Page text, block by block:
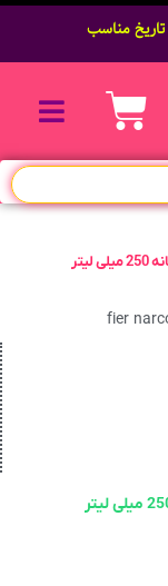
تاریخ مناسب